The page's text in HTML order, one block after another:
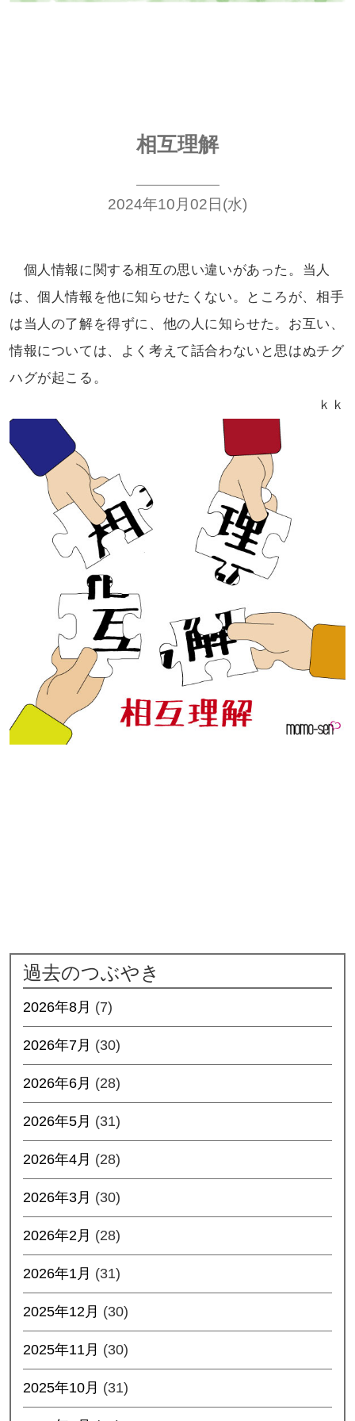
相互理解
2024年10月02日(水)
個人情報に関する相互の思い違いがあった。当人
は、個人情報を他に知らせたくない。ところが、相手
は当人の了解を得ずに、他の人に知らせた。お互い、
情報については、よく考えて話合わないと思はぬチグ
ハグが起こる。
ｋｋ
過去のつぶやき
2026年8月 (7)
2026年7月 (30)
2026年6月 (28)
2026年5月 (31)
2026年4月 (28)
2026年3月 (30)
2026年2月 (28)
2026年1月 (31)
2025年12月 (30)
2025年11月 (30)
2025年10月 (31)